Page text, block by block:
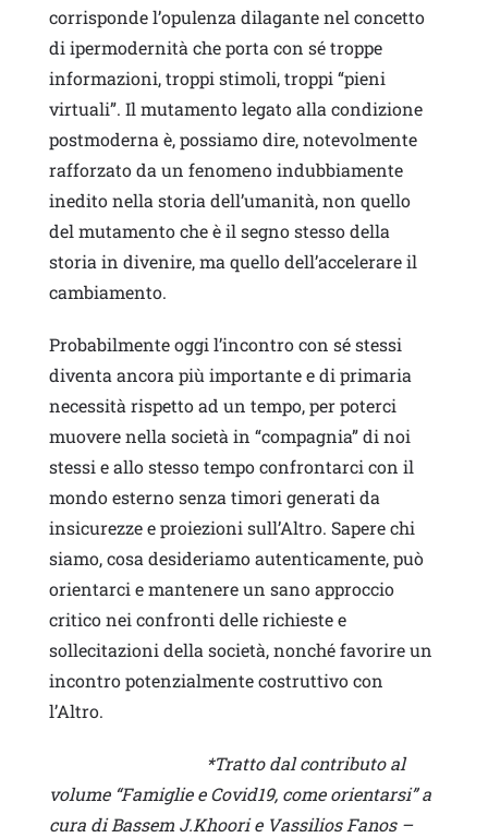
corrisponde l’opulenza dilagante nel concetto
di ipermodernità che porta con sé troppe
informazioni, troppi stimoli, troppi “pieni
virtuali”. Il mutamento legato alla condizione
postmoderna è, possiamo dire, notevolmente
rafforzato da un fenomeno indubbiamente
inedito nella storia dell’umanità, non quello
del mutamento che è il segno stesso della
storia in divenire, ma quello dell’accelerare il
cambiamento.
Probabilmente oggi l’incontro con sé stessi
diventa ancora più importante e di primaria
necessità rispetto ad un tempo, per poterci
muovere nella società in “compagnia” di noi
stessi e allo stesso tempo confrontarci con il
mondo esterno senza timori generati da
insicurezze e proiezioni sull’Altro. Sapere chi
siamo, cosa desideriamo autenticamente, può
orientarci e mantenere un sano approccio
critico nei confronti delle richieste e
sollecitazioni della società, nonché favorire un
incontro potenzialmente costruttivo con
l’Altro.
*Tratto dal contributo al
volume “Famiglie e Covid19, come orientarsi” a
cura di Bassem J.Khoori e Vassilios Fanos –